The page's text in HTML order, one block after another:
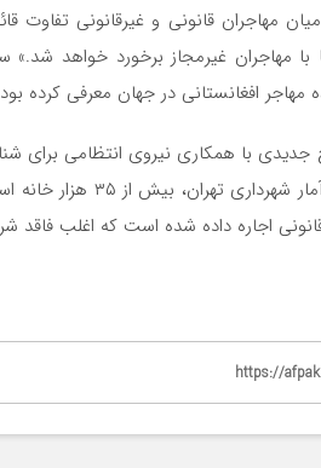
مهاجران قانونی و غیرقانونی
مهاجر افغانستانی در جهان معرفی کرده
با همکاری نیروی انتظامی برای
اجاره داده شده است که اغلب فاقد
https://